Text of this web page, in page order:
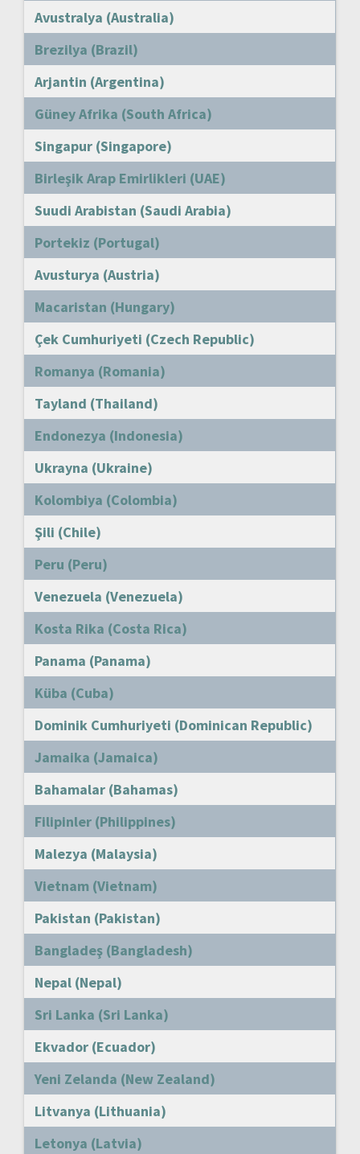
Avustralya (Australia)
Brezilya (Brazil)
Arjantin (Argentina)
Güney Afrika (South Africa)
Singapur (Singapore)
Birleşik Arap Emirlikleri (UAE)
Suudi Arabistan (Saudi Arabia)
Portekiz (Portugal)
Avusturya (Austria)
Macaristan (Hungary)
Çek Cumhuriyeti (Czech Republic)
Romanya (Romania)
Tayland (Thailand)
Endonezya (Indonesia)
Ukrayna (Ukraine)
Kolombiya (Colombia)
Şili (Chile)
Peru (Peru)
Venezuela (Venezuela)
Kosta Rika (Costa Rica)
Panama (Panama)
Küba (Cuba)
Dominik Cumhuriyeti (Dominican Republic)
Jamaika (Jamaica)
Bahamalar (Bahamas)
Filipinler (Philippines)
Malezya (Malaysia)
Vietnam (Vietnam)
Pakistan (Pakistan)
Bangladeş (Bangladesh)
Nepal (Nepal)
Sri Lanka (Sri Lanka)
Ekvador (Ecuador)
Yeni Zelanda (New Zealand)
Litvanya (Lithuania)
Letonya (Latvia)